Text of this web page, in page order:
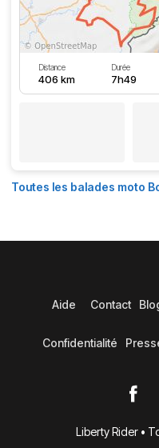
Distance
406 km
Durée
7h49
Toutes les balades moto
Aide Contact
Confidentialité
Liberty Rider •